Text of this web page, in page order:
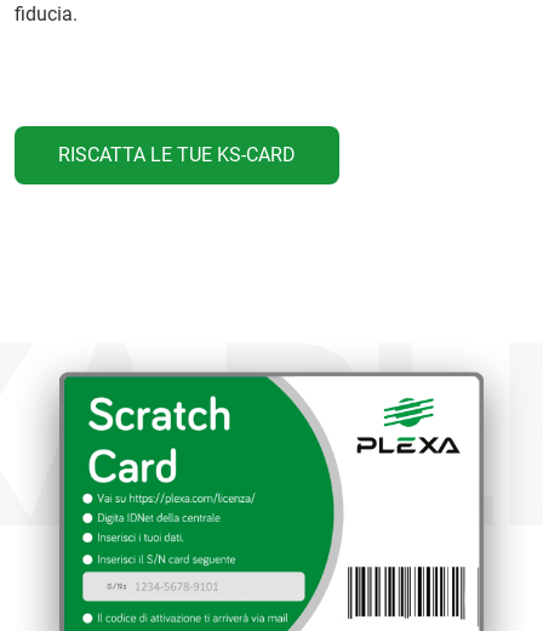
fiducia.
RISCATTA LE TUE KS-CARD